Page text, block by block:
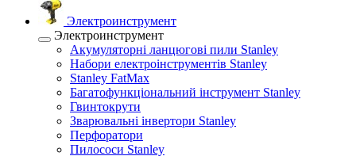
Электроинструмент
Электроинструмент
Акумуляторні ланцюгові пили Stanley
Набори електроінструментів Stanley
Stanley FatMax
Багатофункціональний інструмент Stanley
Гвинтокрути
Зварювальні інвертори Stanley
Перфоратори
Пилососи Stanley